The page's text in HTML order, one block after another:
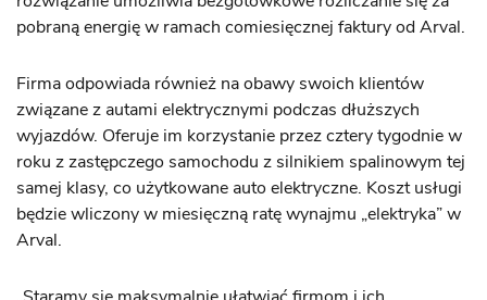
pobraną energię w ramach comiesięcznej faktury od Arval.
Firma odpowiada również na obawy swoich klientów
związane z autami elektrycznymi podczas dłuższych
wyjazdów. Oferuje im korzystanie przez cztery tygodnie w
roku z zastępczego samochodu z silnikiem spalinowym tej
samej klasy, co użytkowane auto elektryczne. Koszt usługi
będzie wliczony w miesięczną ratę wynajmu „elektryka” w
Arval.